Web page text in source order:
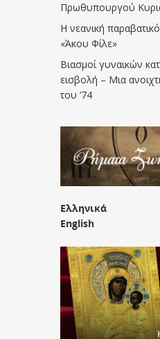
Πρωθυπουργού
Η νεανική
«Άκου Φίλε»
Βιασμοί γυναικών
εισβολή – Μια
του ’74
Ελληνικά
English